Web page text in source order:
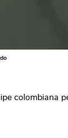
colombiana